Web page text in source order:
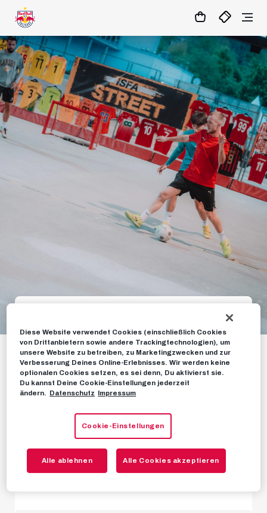
22:28 MATCHCENTER
Sichere dir jetzt deine
Eventfotos
Melde dich mit dem untenstehenden Formular
an und erhalte kurz nach deinem Event deinen
persönlichen Fotolink.
Diese Website verwendet Cookies (einschließlich Cookies
von Drittanbietern sowie andere Trackingtechnologien), um
unsere Website zu betreiben, zu Marketingzwecken und zur
Verbesserung Deines Online-Erlebnisses. Wir werden keine
optionalen Cookies setzen, es sei denn, Du aktivierst sie.
Du kannst Deine Cookie-Einstellungen jederzeit
ändern.
Datenschutz Impressum
Cookie-Einstellungen
Alle ablehnen Alle Cookies akzeptieren